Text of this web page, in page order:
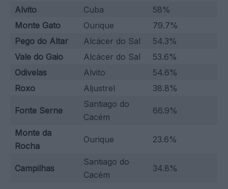
Alvito Cuba
58%
Monte Gato
Ourique
79.7%
Pego do Altar
Alcácer do Sal
54.3%
Vale do Gaio
Alcácer do Sal
53.6%
Odivelas
Alvito
54.6%
Roxo
Aljustrel 38.8%
Fonte Serne
Santiago do
Cacém
66.9%
Monte da
Rocha
Ourique 23.6%
Campilhas
Santiago do
Cacém
34.8%